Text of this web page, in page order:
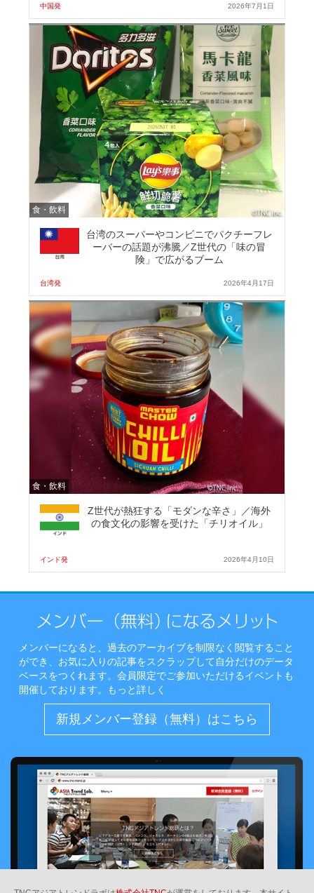
中国発 2026年7月1日
食・飲料
台湾のスーパーやコンビニでパクチーフレ
ーバーの話題が沸騰／Z世代の「味の冒
険」で広がるブーム
台湾発 2026年4月17日
食・飲料
Z世代が熱狂する「モダンな辛さ」／海外
の食文化の影響を受けた「チリオイル」
インド発 2026年4月10日
メンバーになると、過去のアーカイブを制限なく閲覧すること
ができ、お気に入りの記事をスクラップして自分だけのデータ
ベースをつくれます。会員限定でご参加いただけるイベントも
開催しております。
もっと詳しく
新規メンバー登録（無料）はこちら